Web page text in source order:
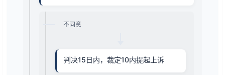
不同意
判决15日内，裁定10内提起上诉